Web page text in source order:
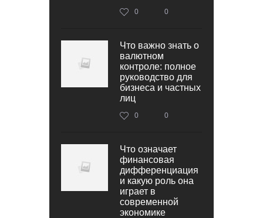
0 0
Что важно знать о
валютном
контроле: полное
руководство для
бизнеса и частных
лиц
0 0
Что означает
финансовая
дифференциация
и какую роль она
играет в
современной
экономике